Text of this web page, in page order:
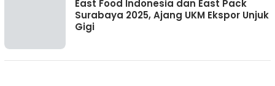
East Food Indonesia dan East Pack
Surabaya 2025, Ajang UKM Ekspor Unjuk
Gigi